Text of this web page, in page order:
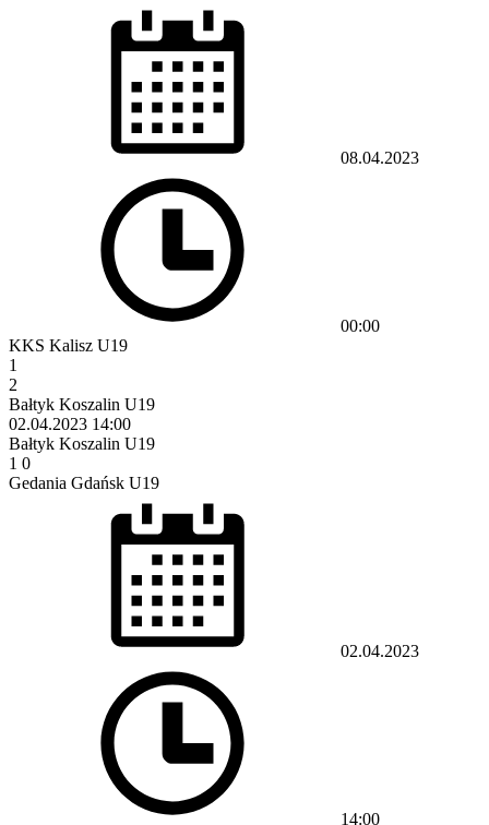
08.04.2023
00:00
KKS Kalisz U19
1
2
Bałtyk Koszalin U19
02.04.2023 14:00
Bałtyk Koszalin U19
1 0
Gedania Gdańsk U19
02.04.2023
14:00